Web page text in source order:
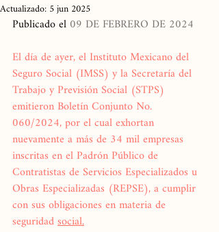
Actualizado: 5 jun 2025
Publicado el 09 DE FEBRERO DE 2024
El día de ayer, el Instituto Mexicano del
Seguro Social (IMSS) y la Secretaría del
Trabajo y Previsión Social (STPS)
emitieron Boletín Conjunto No.
060/2024, por el cual exhortan
nuevamente a más de 34 mil empresas
inscritas en el Padrón Público de
Contratistas de Servicios Especializados u
Obras Especializadas (REPSE), a cumplir
con sus obligaciones en materia de
seguridad social.